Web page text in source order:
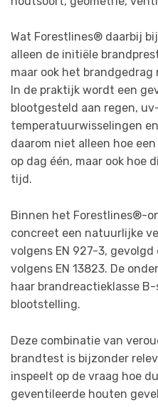
Wat Forestlines® daarbij
alleen de initiële
maar ook het
In de praktijk wordt een
blootgesteld aan regen,
temperatuurwisselingen
daarom niet alleen hoe
op dag één, maar ook hoe
tijd.
Binnen het Forestlines®-
concreet een natuurlijke
volgens EN 927-3,
volgens EN 13823. De
haar brandreactieklasse
blootstelling.
Deze combinatie van
brandtest is bijzonder
inspeelt op de vraag hoe
geventileerde houten